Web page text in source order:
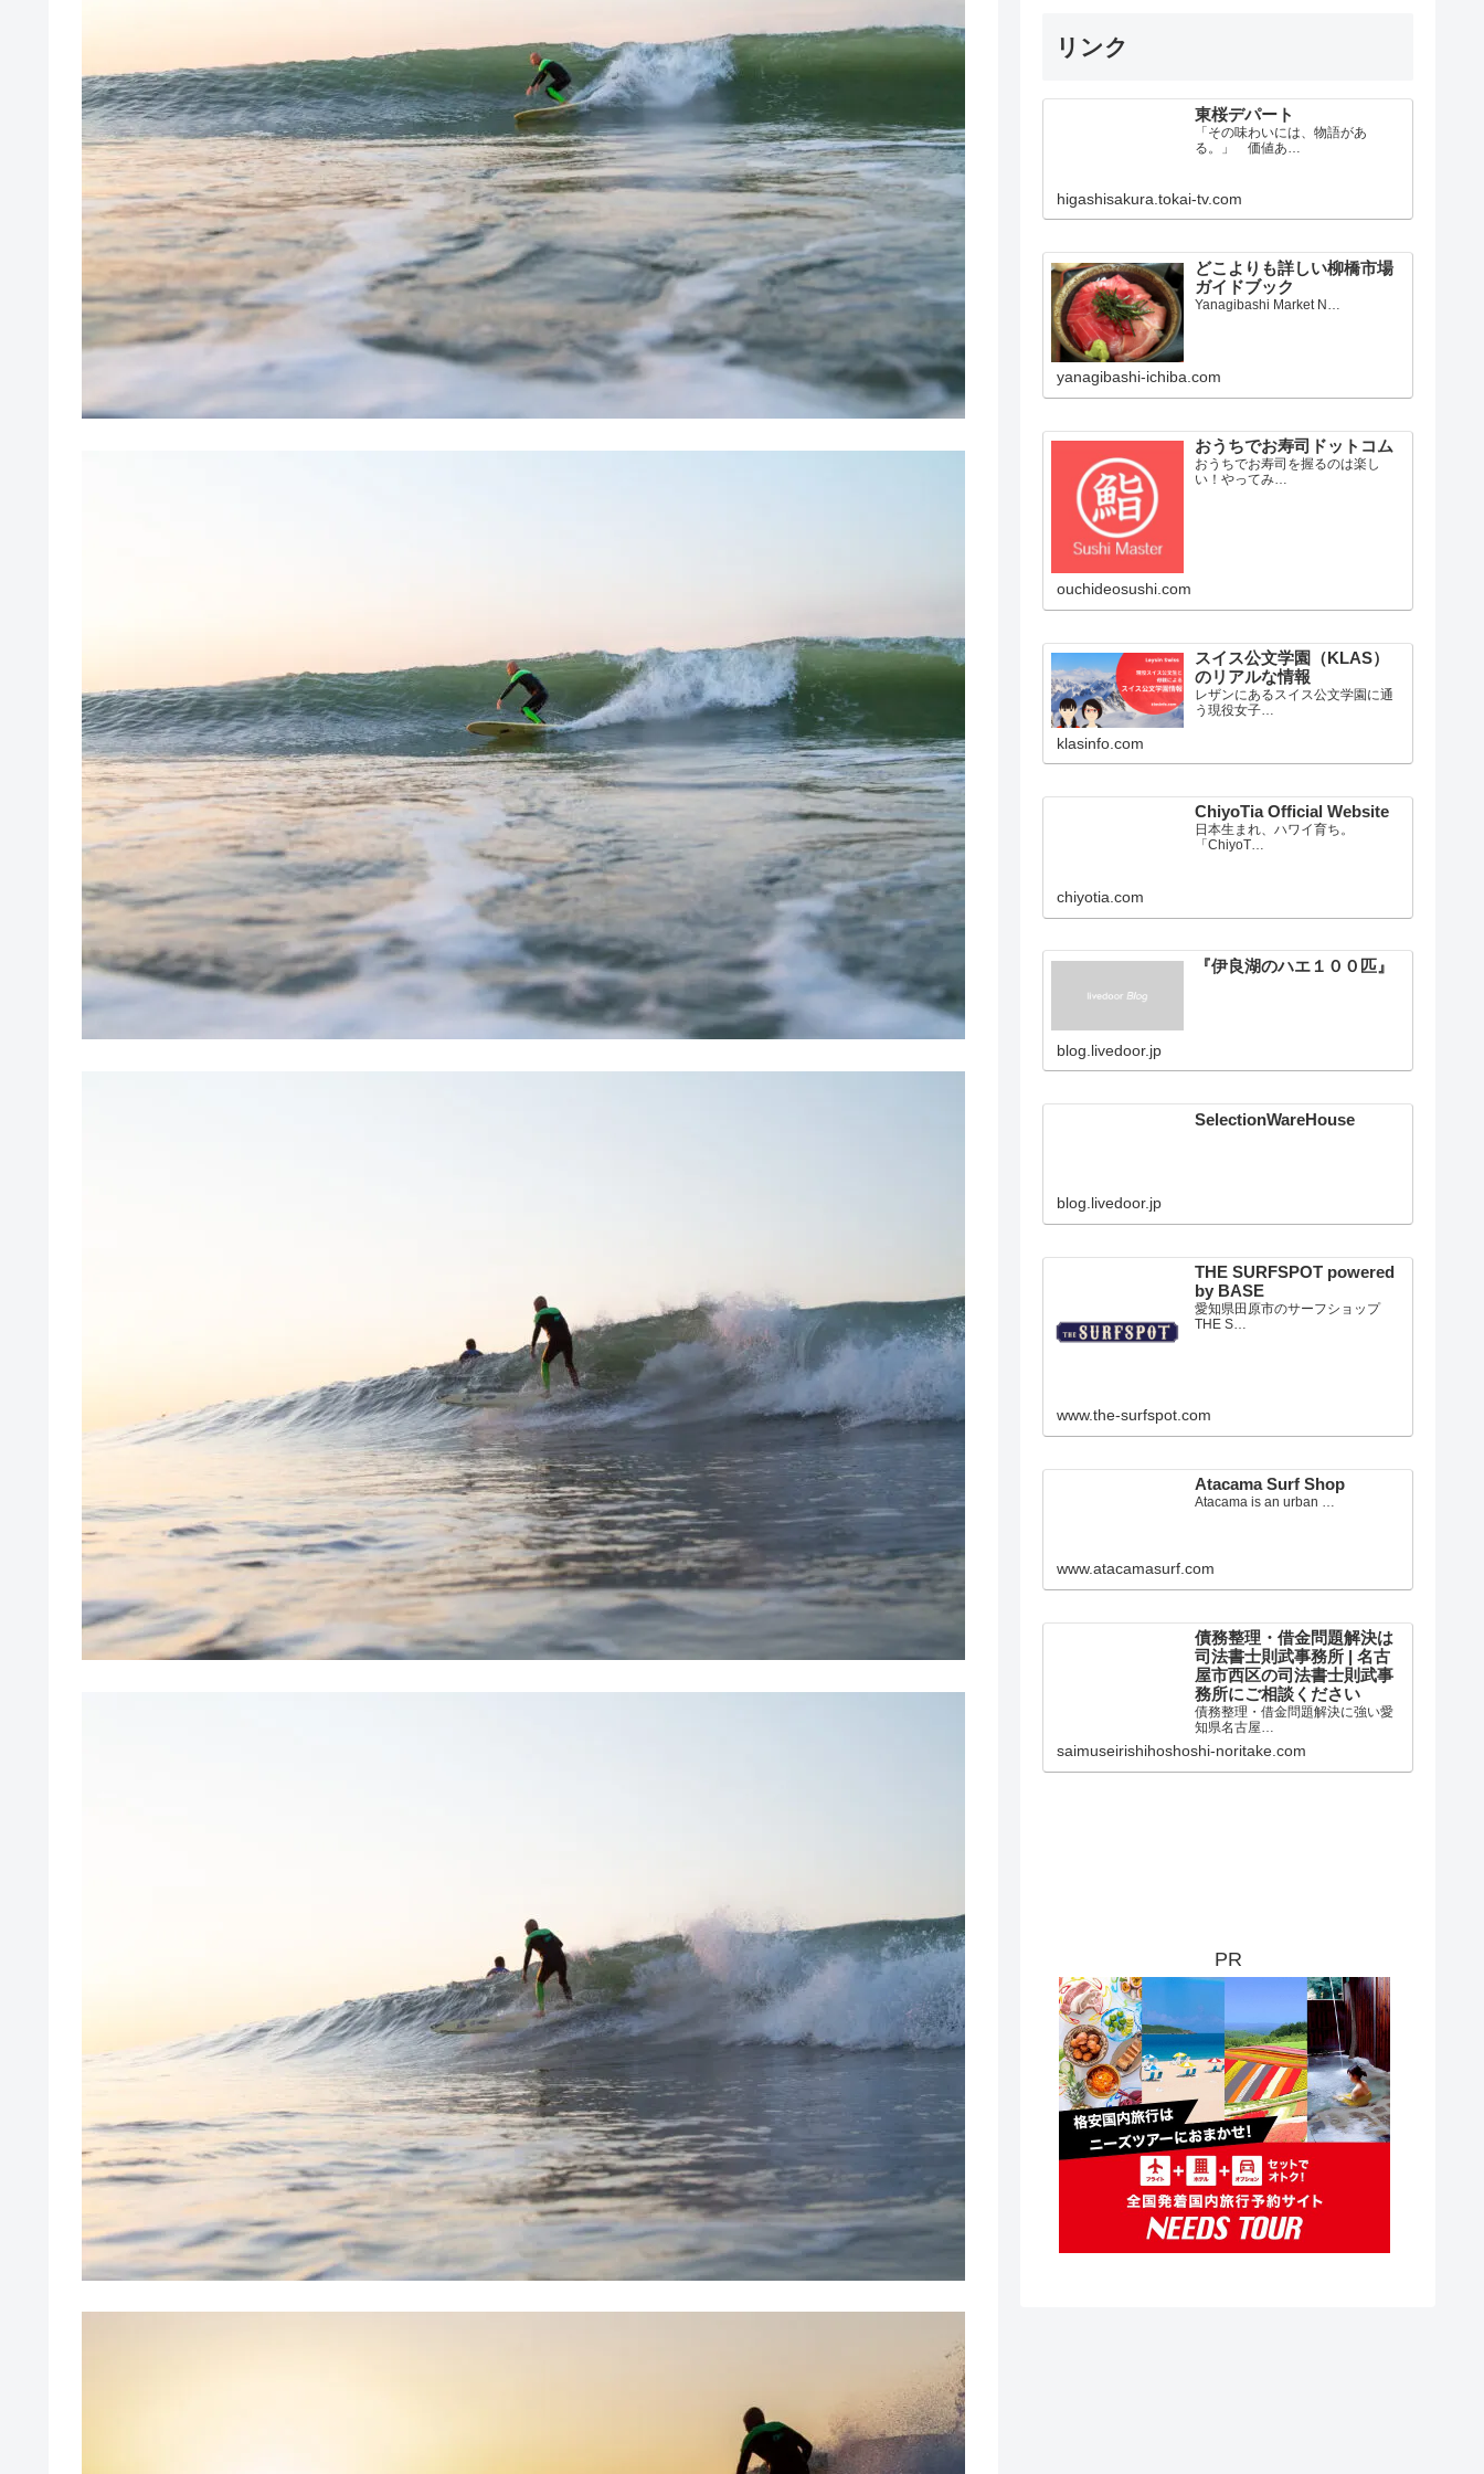
リンク
東桜デパート
「その味わいには、物語があ
る。」 価値あ…
higashisakura.tokai-tv.com
どこよりも詳しい柳橋市場
ガイドブック
Yanagibashi Market N…
yanagibashi-ichiba.com
おうちでお寿司ドットコム
おうちでお寿司を握るのは楽し
い！やってみ…
ouchideosushi.com
スイス公文学園（KLAS）
のリアルな情報
レザンにあるスイス公文学園に通
う現役女子…
klasinfo.com
ChiyoTia Official Website
日本生まれ、ハワイ育ち。
「ChiyoT…
chiyotia.com
『伊良湖のハエ１００匹』
blog.livedoor.jp
SelectionWareHouse
blog.livedoor.jp
THE SURFSPOT powered
by BASE
愛知県田原市のサーフショップ
THE S…
www.the-surfspot.com
Atacama Surf Shop
Atacama is an urban …
www.atacamasurf.com
債務整理・借金問題解決は
司法書士則武事務所 | 名古
屋市西区の司法書士則武事
務所にご相談ください
債務整理・借金問題解決に強い愛
知県名古屋…
saimuseirishihoshoshi-noritake.com
PR